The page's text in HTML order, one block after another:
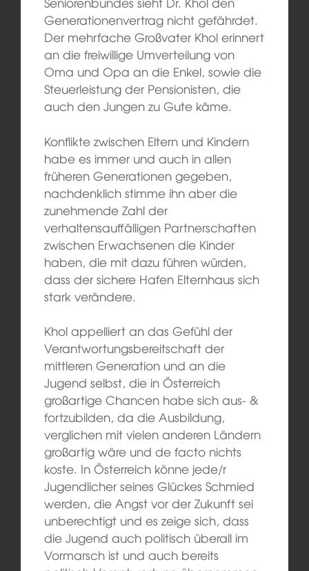
Generationenvertrag nicht gefährdet.
Der mehrfache Großvater Khol erinnert
an die freiwillige Umverteilung von
Oma und Opa an die Enkel, sowie die
Steuerleistung der Pensionisten, die
auch den Jungen zu Gute käme.
Konflikte zwischen Eltern und Kindern
habe es immer und auch in allen
früheren Generationen gegeben,
nachdenklich stimme ihn aber die
zunehmende Zahl der
verhaltensauffälligen Partnerschaften
zwischen Erwachsenen die Kinder
haben, die mit dazu führen würden,
dass der sichere Hafen Elternhaus sich
stark verändere.
Khol appelliert an das Gefühl der
Verantwortungsbereitschaft der
mittleren Generation und an die
Jugend selbst, die in Österreich
großartige Chancen habe sich aus- &
fortzubilden, da die Ausbildung,
verglichen mit vielen anderen Ländern
großartig wäre und de facto nichts
koste. In Österreich könne jede/r
Jugendlicher seines Glückes Schmied
werden, die Angst vor der Zukunft sei
unberechtigt und es zeige sich, dass
die Jugend auch politisch überall im
Vormarsch ist und auch bereits